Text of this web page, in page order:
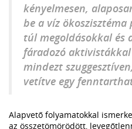
kényelmesen,
be a víz
túl megoldásokkal és
fáradozó
mindezt
vetítve egy
Alapvető folyamatokkal
az összetömörödött,